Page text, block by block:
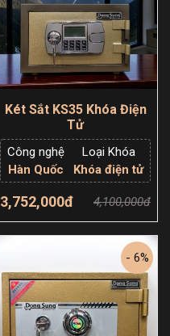
Két Sắt KS35 Khóa Điện
Tử
Công nghệ
Hàn Quốc
Loại Khóa
Khóa điện tử
3,752,000đ 4,100,000đ
Thêm giỏ hàng
- 6%